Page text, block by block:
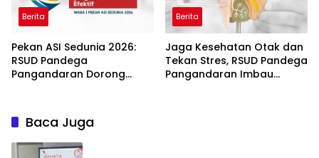
Berita
Pekan ASI Sedunia 2026:
RSUD Pandega
Pangandaran Dorong
Berita
Jaga Kesehatan Otak dan
Tekan Stres, RSUD Pandega
Pangandaran Imbau
Baca Juga